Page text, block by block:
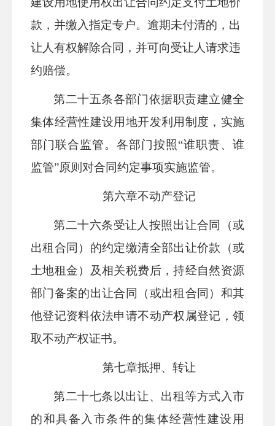
款，并缴入指定专户。逾期未付清的，出
让人有权解除合同，并可向受让人请求违
约赔偿。
第二十五条各部门依据职责建立健全
集体经营性建设用地开发利用制度，实施
部门联合监管。各部门按照“谁职责、谁
监管”原则对合同约定事项实施监管。
第六章不动产登记
第二十六条受让人按照出让合同（或
出租合同）的约定缴清全部出让价款（或
土地租金）及相关税费后，持经自然资源
部门备案的出让合同（或出租合同）和其
他登记资料依法申请不动产权属登记，领
取不动产权证书。
第七章抵押、转让
第二十七条 以出让、出租等方式入市
的和具备入市条件的集体经营性建设用